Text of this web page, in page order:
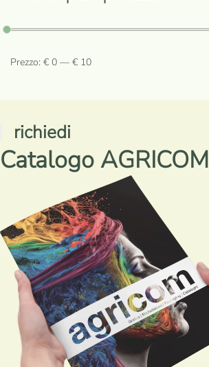
Prezzo
Prezzo
Prezzo: € 0 — € 10
richiedi
Catalogo AGRICOM